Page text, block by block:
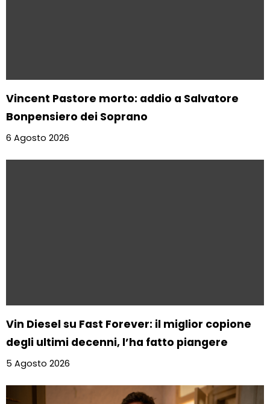
Vincent Pastore morto: addio a Salvatore
Bonpensiero dei Soprano
6 Agosto 2026
Vin Diesel su Fast Forever: il miglior copione
degli ultimi decenni, l’ha fatto piangere
5 Agosto 2026